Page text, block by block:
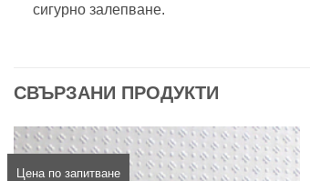
сигурно залепване.
СВЪРЗАНИ ПРОДУКТИ
Цена по запитване